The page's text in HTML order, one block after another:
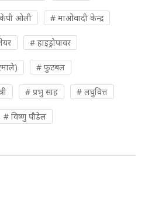
ओली # माओवादी केन्द्र
# हाइड्रोपावर
# फुटबल
# प्रभु साह # लघुवित्त
# विष्णु पौडेल